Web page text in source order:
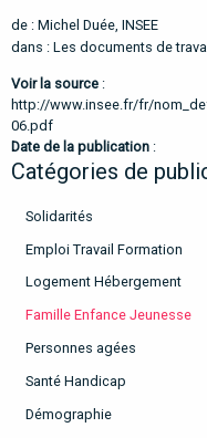
de : Michel Duée, INSEE
dans : Les documents de
Voir la source :
http://www.insee.fr/fr/
06.pdf
Date de la publication :
Catégories de
Solidarités
Emploi Travail Formation
Logement Hébergement
Famille Enfance Jeunesse
Personnes agées
Santé Handicap
Démographie